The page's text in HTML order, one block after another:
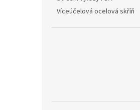
Víceúčelová ocelová skříň